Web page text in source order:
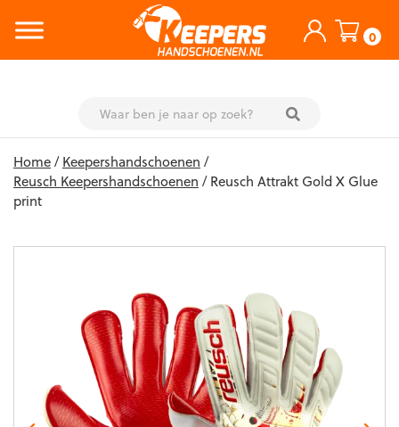
0
content
Home/Keepershandschoenen /
Reusch Keepershandschoenen / Reusch Attrakt Gold X Glue
print